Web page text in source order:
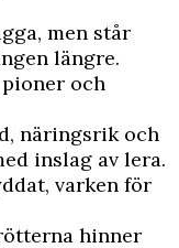
men står
längre.
och
näringsrik och
inslag av lera.
varken för
hinner